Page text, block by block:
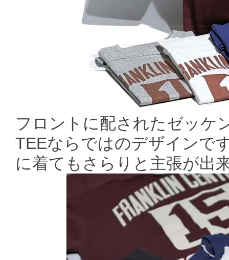
フロントに配されたゼッケ
TEEならではのデザインで
に着てもさらりと主張が出